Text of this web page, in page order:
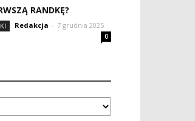
RANDKĘ?
Redakcja - 7 grudnia 2025
0